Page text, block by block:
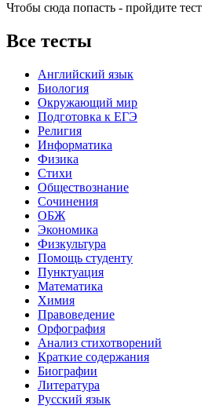
Чтобы сюда попасть - пройдите тест
Все тесты
Английский язык
Биология
Окружающий мир
Подготовка к ЕГЭ
Религия
Информатика
Физика
Стихи
Обществознание
Сочинения
ОБЖ
Экономика
Физкультура
Помощь студенту
Пунктуация
Математика
Химия
Правоведение
Орфография
Анализ стихотворений
Краткие содержания
Биографии
Литература
Русский язык